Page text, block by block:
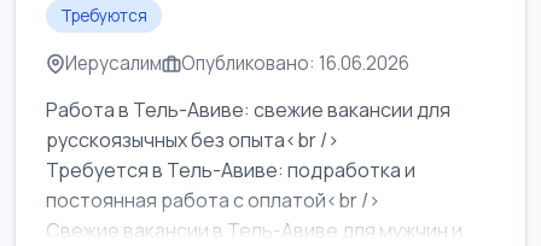
Требуются
Иерусалим Опубликовано: 16.06.2026
Работа в Тель-Авиве: свежие вакансии для
русскоязычных без опыта<br />
Требуется в Тель-Авиве: подработка и
постоянная работа с оплатой<br />
Свежие вакансии в Тель-Авиве для мужчин и